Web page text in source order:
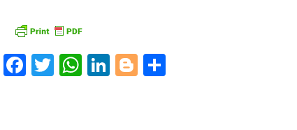
Facebook
TwitterWhatsApp
LinkedIn
Blogger